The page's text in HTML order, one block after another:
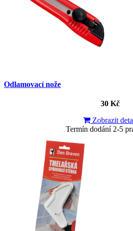
Odlamovací nože
30 Kč
Zobrazit
Termín dodání 2-5